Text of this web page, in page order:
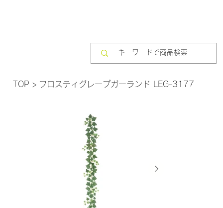
TOP > フロスティグレープガーランド LEG-3177